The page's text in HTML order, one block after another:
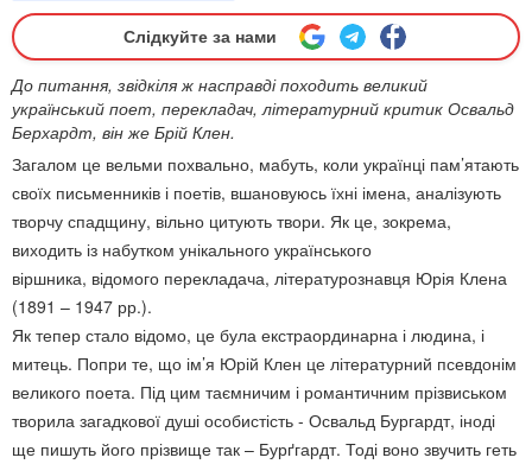
Слідкуйте за нами
До питання, звідкіля ж насправді походить великий
український поет, перекладач, літературний критик Освальд
Берхардт, він же Брій Клен.
Загалом це вельми похвально, мабуть, коли українці пам’ятають
своїх письменників і поетів, вшановуюсь їхні імена, аналізують
творчу спадщину, вільно цитують твори. Як це, зокрема,
виходить із набутком унікального українського
віршника, відомого перекладача, літературознавця Юрія Клена
(1891 – 1947 рр.).
Як тепер стало відомо, це була екстраординарна і людина, і
митець. Попри те, що ім’я Юрій Клен це літературний псевдонім
великого поета. Під цим таємничим і романтичним прізвиськом
творила загадкової душі особистість - Освальд Бургардт, іноді
ще пишуть його прізвище так – Бурґгардт. Тоді воно звучить геть